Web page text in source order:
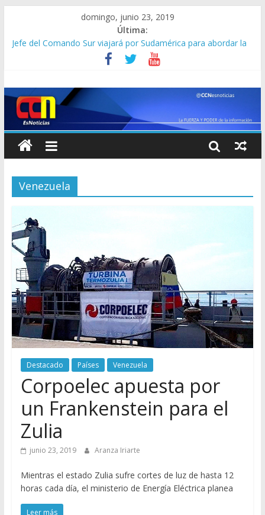
domingo, junio 23, 2019
Última:
Jefe del Comando Sur viajará por Sudamérica para abordar la
Detienen a “El Yiyo” uno de los 10 más buscados en Carabobo
taxi
Lo que se sabe de los militares y funcionarios del Cicpc
detenidos en las últimas horas
Corpoelec apuesta por un Frankenstein para el Zulia
Venezuela
Destacado Países Venezuela
Corpoelec apuesta por
un Frankenstein para el
Zulia
junio 23, 2019 Aranza Iriarte
Mientras el estado Zulia sufre cortes de luz de hasta 12
horas cada día, el ministerio de Energía Eléctrica planea
Leer más